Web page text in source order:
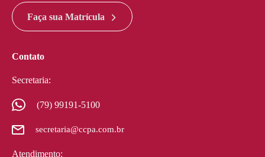
Faça sua Matrícula
Contato
Secretaria:
(79) 99191-5100
secretaria@ccpa.com.br
Atendimento: